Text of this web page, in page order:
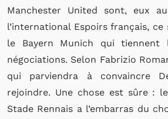
Manchester United sont, eux
l’international Espoirs français,
le Bayern Munich qui tiennent
négociations. Selon Fabrizio
qui parviendra à convaincre
rejoindre. Une chose est sûre :
Stade Rennais a l’embarras du